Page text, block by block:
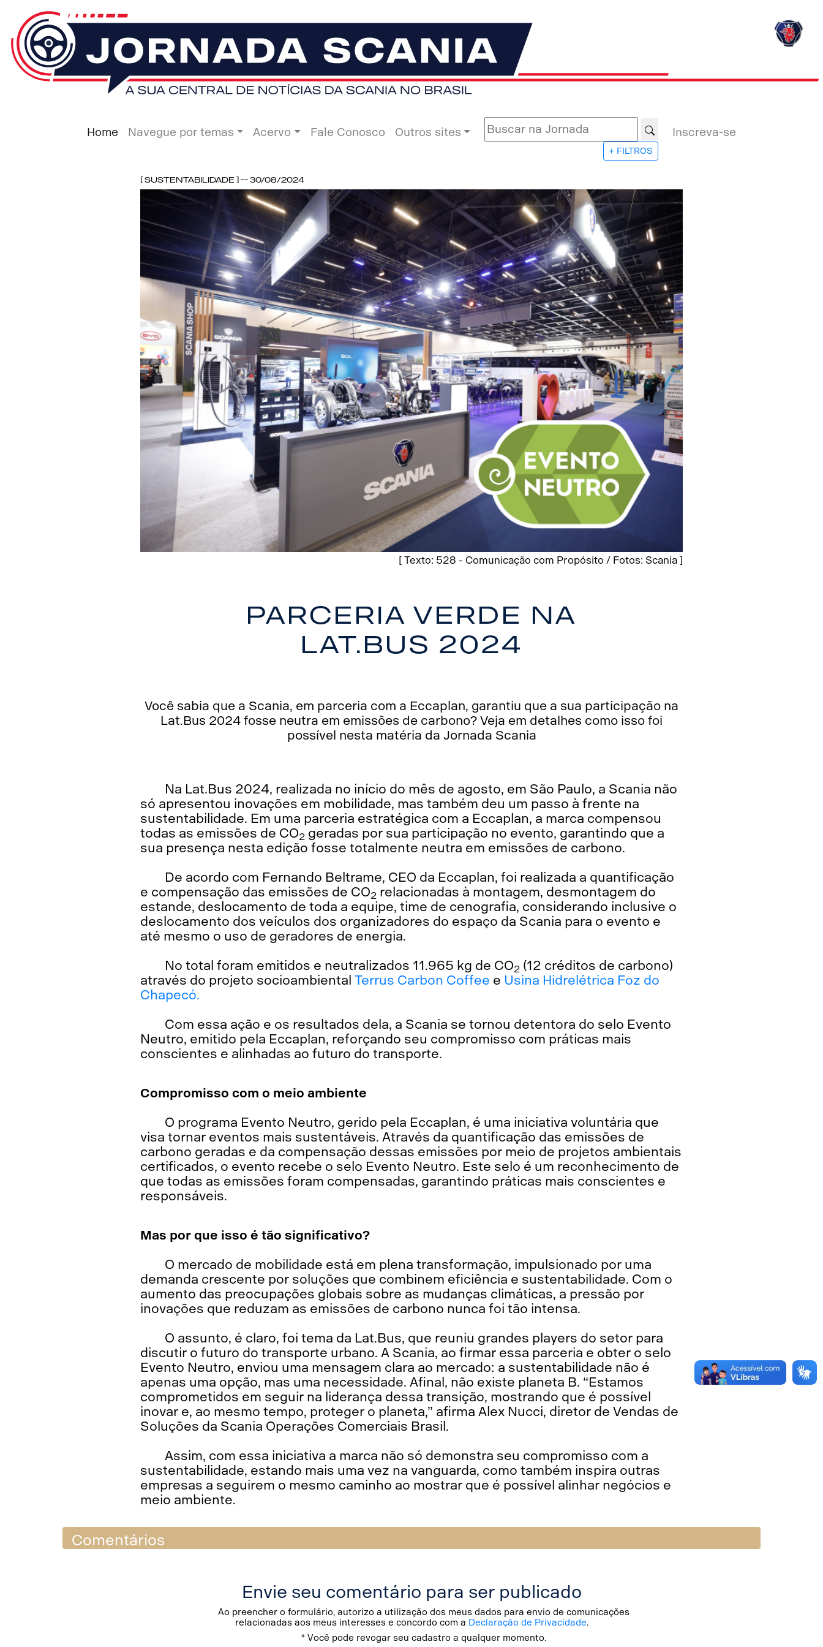
Home Navegue por temas Acervo Fale Conosco Outros sites
+ FILTROS
Inscreva-se
[ Sustentabilidade ] -- 30/08/2024
[ Texto: 528 - Comunicação com Propósito / Fotos: Scania ]
Parceria verde na
Lat.Bus 2024
Você sabia que a Scania, em parceria com a Eccaplan, garantiu que a sua participação na
Lat.Bus 2024 fosse neutra em emissões de carbono? Veja em detalhes como isso foi
possível nesta matéria da Jornada Scania
Na Lat.Bus 2024, realizada no início do mês de agosto, em São Paulo, a Scania não
só apresentou inovações em mobilidade, mas também deu um passo à frente na
sustentabilidade. Em uma parceria estratégica com a Eccaplan, a marca compensou
todas as emissões de CO2 geradas por sua participação no evento, garantindo que a
sua presença nesta edição fosse totalmente neutra em emissões de carbono.
De acordo com Fernando Beltrame, CEO da Eccaplan, foi realizada a quantificação
e compensação das emissões de CO2 relacionadas à montagem, desmontagem do
estande, deslocamento de toda a equipe, time de cenografia, considerando inclusive o
deslocamento dos veículos dos organizadores do espaço da Scania para o evento e
até mesmo o uso de geradores de energia.
No total foram emitidos e neutralizados 11.965 kg de CO2 (12 créditos de carbono)
através do projeto socioambiental Terrus Carbon Coffee e Usina Hidrelétrica Foz do
Chapecó.
Com essa ação e os resultados dela, a Scania se tornou detentora do selo Evento
Neutro, emitido pela Eccaplan, reforçando seu compromisso com práticas mais
conscientes e alinhadas ao futuro do transporte.
Compromisso com o meio ambiente
O programa Evento Neutro, gerido pela Eccaplan, é uma iniciativa voluntária que
visa tornar eventos mais sustentáveis. Através da quantificação das emissões de
carbono geradas e da compensação dessas emissões por meio de projetos ambientais
certificados, o evento recebe o selo Evento Neutro. Este selo é um reconhecimento de
que todas as emissões foram compensadas, garantindo práticas mais conscientes e
responsáveis.
Mas por que isso é tão significativo?
O mercado de mobilidade está em plena transformação, impulsionado por uma
demanda crescente por soluções que combinem eficiência e sustentabilidade. Com o
aumento das preocupações globais sobre as mudanças climáticas, a pressão por
inovações que reduzam as emissões de carbono nunca foi tão intensa.
O assunto, é claro, foi tema da Lat.Bus, que reuniu grandes players do setor para
discutir o futuro do transporte urbano. A Scania, ao firmar essa parceria e obter o selo
Evento Neutro, enviou uma mensagem clara ao mercado: a sustentabilidade não é
apenas uma opção, mas uma necessidade. Afinal, não existe planeta B. “Estamos
comprometidos em seguir na liderança dessa transição, mostrando que é possível
inovar e, ao mesmo tempo, proteger o planeta,” afirma Alex Nucci, diretor de Vendas de
Soluções da Scania Operações Comerciais Brasil.
Assim, com essa iniciativa a marca não só demonstra seu compromisso com a
sustentabilidade, estando mais uma vez na vanguarda, como também inspira outras
empresas a seguirem o mesmo caminho ao mostrar que é possível alinhar negócios e
meio ambiente.
Comentários
Envie seu comentário para ser publicado
Ao preencher o formulário, autorizo a utilização dos meus dados para envio de comunicações
relacionadas aos meus interesses e concordo com a Declaração de Privacidade.
* Você pode revogar seu cadastro a qualquer momento.